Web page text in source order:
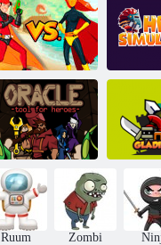
IPLAYER:
kangelane null
Oracle:
kangelaste
tööriist
Ruum Zombi